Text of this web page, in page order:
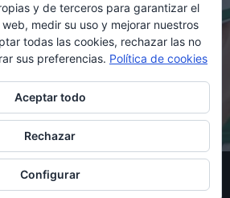
del Elche C.F.
en:diario@franjiverde.com
y diseño por Rubén Maestre
de privacidad
y de terceros para garantizar el
medir su uso y mejorar nuestros
todas las cookies, rechazar las no
sus preferencias. Política de cookies
Aceptar todo
Rechazar
Configurar